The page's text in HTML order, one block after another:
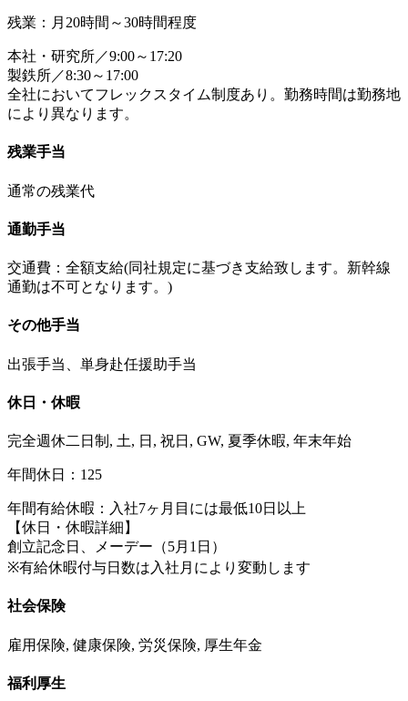
残業：月20時間～30時間程度
本社・研究所／9:00～17:20
製鉄所／8:30～17:00
全社においてフレックスタイム制度あり。勤務時間は勤務地
により異なります。
残業手当
通常の残業代
通勤手当
交通費：全額支給(同社規定に基づき支給致します。新幹線
通勤は不可となります。)
その他手当
出張手当、単身赴任援助手当
休日・休暇
完全週休二日制, 土, 日, 祝日, GW, 夏季休暇, 年末年始
年間休日：125
年間有給休暇：入社7ヶ月目には最低10日以上
【休日・休暇詳細】
創立記念日、メーデー（5月1日）
※有給休暇付与日数は入社月により変動します
社会保険
雇用保険, 健康保険, 労災保険, 厚生年金
福利厚生